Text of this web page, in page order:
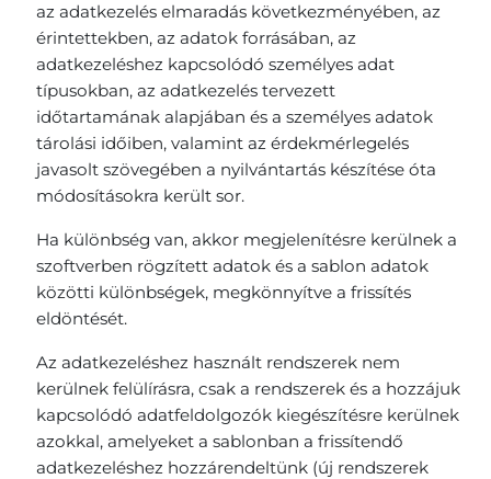
az adatkezelés elmaradás következményében, az
érintettekben, az adatok forrásában, az
adatkezeléshez kapcsolódó személyes adat
típusokban, az adatkezelés tervezett
időtartamának alapjában és a személyes adatok
tárolási időiben, valamint az érdekmérlegelés
javasolt szövegében a nyilvántartás készítése óta
módosításokra került sor.
Ha különbség van, akkor megjelenítésre kerülnek a
szoftverben rögzített adatok és a sablon adatok
közötti különbségek, megkönnyítve a frissítés
eldöntését.
Az adatkezeléshez használt rendszerek nem
kerülnek felülírásra, csak a rendszerek és a hozzájuk
kapcsolódó adatfeldolgozók kiegészítésre kerülnek
azokkal, amelyeket a sablonban a frissítendő
adatkezeléshez hozzárendeltünk (új rendszerek